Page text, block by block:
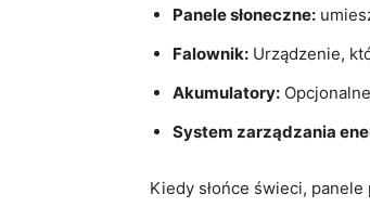
Panele słoneczne:
Falownik: Urządzenie,
Akumulatory:
System zarządzania
Kiedy słońce​ świeci,